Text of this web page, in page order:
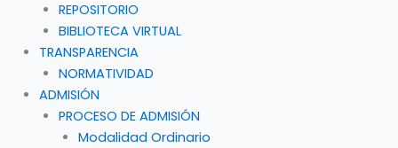
REPOSITORIO
BIBLIOTECA VIRTUAL
TRANSPARENCIA
NORMATIVIDAD
ADMISIÓN
PROCESO DE ADMISIÓN
Modalidad Ordinario